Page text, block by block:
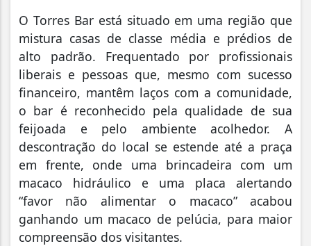
O Torres Bar está situado em uma região que
mistura casas de classe média e prédios de
alto padrão. Frequentado por profissionais
liberais e pessoas que, mesmo com sucesso
financeiro, mantêm laços com a comunidade,
o bar é reconhecido pela qualidade de sua
feijoada e pelo ambiente acolhedor. A
descontração do local se estende até a praça
em frente, onde uma brincadeira com um
macaco hidráulico e uma placa alertando
“favor não alimentar o macaco” acabou
ganhando um macaco de pelúcia, para maior
compreensão dos visitantes.